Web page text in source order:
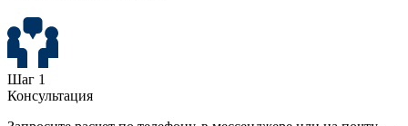
Шаг 1
Консультация